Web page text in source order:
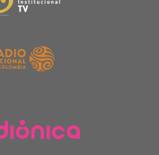
y católico,
en diálogo con el
de Rojas, en 1953. Con
sonoros que se